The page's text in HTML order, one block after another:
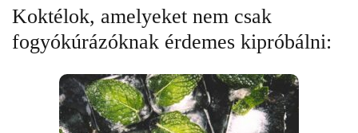
Koktélok, amelyeket nem csak
fogyókúrázóknak érdemes kipróbálni: